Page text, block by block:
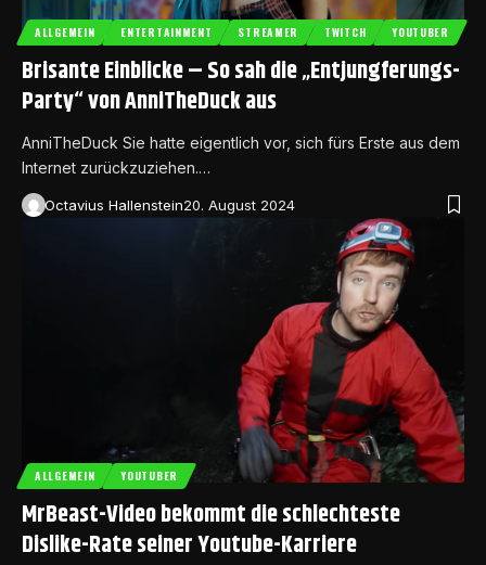
ALLGEMEIN ENTERTAINMENT STREAMER TWITCH YOUTUBER
Brisante Einblicke – So sah die „Entjungferungs-
Party“ von AnniTheDuck aus
AnniTheDuck Sie hatte eigentlich vor, sich fürs Erste aus dem
Internet zurückzuziehen.…
Octavius Hallenstein20. August 2024
ALLGEMEIN YOUTUBER
MrBeast-Video bekommt die schlechteste
Dislike-Rate seiner Youtube-Karriere